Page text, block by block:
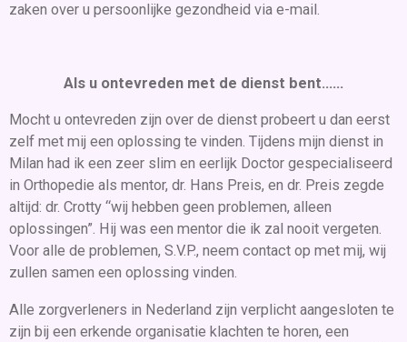
zaken over u persoonlijke gezondheid via e-mail.
Als u ontevreden met de dienst bent......
Mocht u ontevreden zijn over de dienst probeert u dan eerst
zelf met mij een oplossing te vinden. Tijdens mijn dienst in
Milan had ik een zeer slim en eerlijk Doctor gespecialiseerd
in Orthopedie als mentor, dr. Hans Preis, en dr. Preis zegde
altijd: dr. Crotty “wij hebben geen problemen, alleen
oplossingen”. Hij was een mentor die ik zal nooit vergeten.
Voor alle de problemen, S.V.P., neem contact op met mij, wij
zullen samen een oplossing vinden.
Alle zorgverleners in Nederland zijn verplicht aangesloten te
zijn bij een erkende organisatie klachten te horen, een